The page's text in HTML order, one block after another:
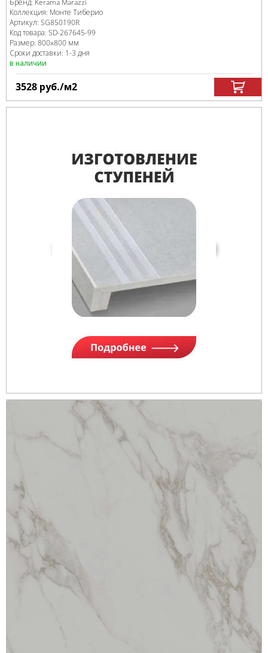
Бренд: Kerama Marazzi
Коллекция: Монте Тиберио
Артикул: SG850190R
Код товара: SD-267645-99
Размер: 800x800 мм
Сроки доставки: 1-3 дня
в наличии
3528 руб./м2